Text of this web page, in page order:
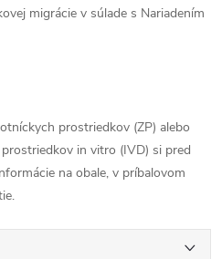
migrácie v súlade s Nariadením
prostriedkov (ZP) alebo
in vitro (IVD) si pred
na obale, v príbalovom